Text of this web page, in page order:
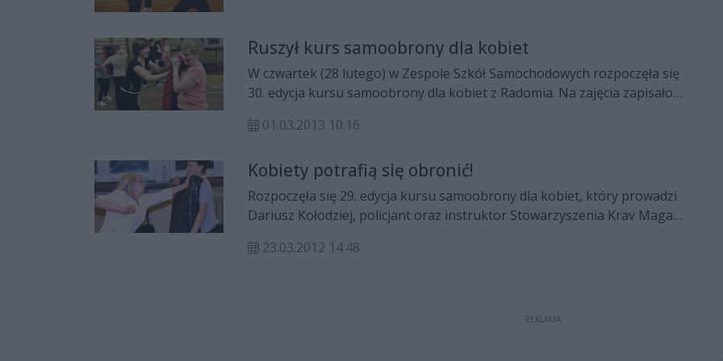
Ruszył kurs samoobrony dla kobiet
W czwartek (28 lutego) w Zespole Szkół Samochodowych rozpoczęła się
30. edycja kursu samoobrony dla kobiet z Radomia. Na zajęcia zapisało
01.03.2013 10:16
Kobiety potrafią się obronić!
Rozpoczęła się 29. edycja kursu samoobrony dla kobiet, który prowadzi
Dariusz Kołodziej, policjant oraz instruktor Stowarzyszenia Krav Maga
Stowarzyszeniem „Bezpieczne Miasto”.
23.03.2012 14:48
REKLAMA